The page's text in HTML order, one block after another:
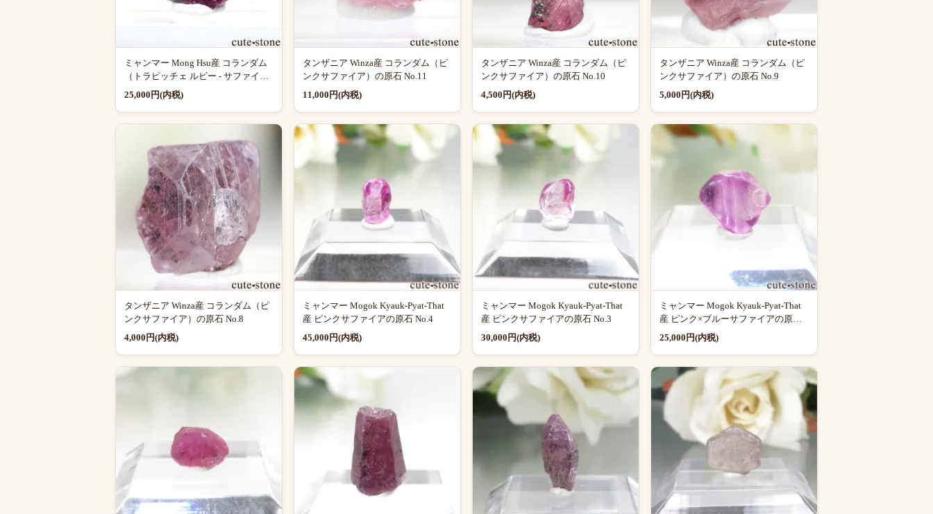
ミャンマー Mong Hsu産 コランダム
（トラピッチェ ルビー - サファイ
ア）の原石 No.1
25,000円(内税)
タンザニア Winza産 コランダム（ピ
ンクサファイア）の原石 No.11
11,000円(内税)
タンザニア Winza産 コランダム（ピ
ンクサファイア）の原石 No.10
4,500円(内税)
タンザニア Winza産 コランダム（ピ
ンクサファイア）の原石 No.9
5,000円(内税)
タンザニア Winza産 コランダム（ピ
ンクサファイア）の原石 No.8
4,000円(内税)
ミャンマー Mogok Kyauk-Pyat-That
産 ピンクサファイアの原石 No.4
45,000円(内税)
ミャンマー Mogok Kyauk-Pyat-That
産 ピンクサファイアの原石 No.3
30,000円(内税)
ミャンマー Mogok Kyauk-Pyat-That
産 ピンク×ブルーサファイアの原石
No.2
25,000円(内税)